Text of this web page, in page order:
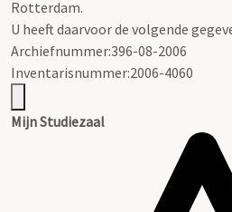
Rotterdam.
U heeft daarvoor de volgende
Archiefnummer:396-08-2006
Inventarisnummer:2006-4060
Mijn Studiezaal